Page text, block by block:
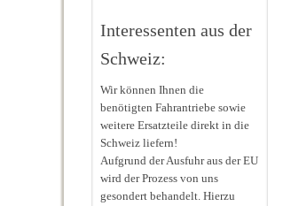
Interessenten aus der
Schweiz:
Wir können Ihnen die
benötigten Fahrantriebe sowie
weitere Ersatzteile direkt in die
Schweiz liefern!
Aufgrund der Ausfuhr aus der EU
wird der Prozess von uns
gesondert behandelt. Hierzu